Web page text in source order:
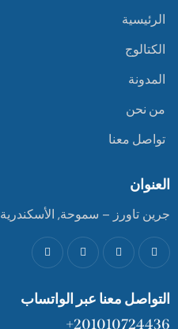
الرئيسية
الكتالوج
المدونة
من نحن
تواصل معنا
العنوان
جرين تاورز – سموحة,
التواصل معنا عبر الواتساب
201010724436+